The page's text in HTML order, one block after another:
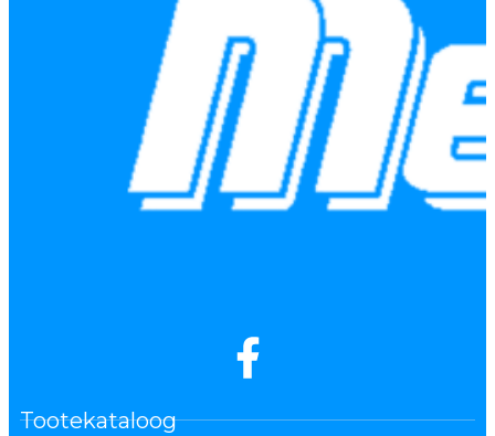
Tootekataloog